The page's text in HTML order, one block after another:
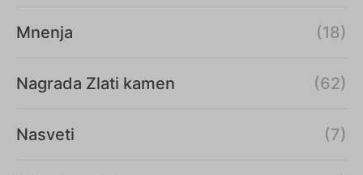
Mnenja (18)
Nagrada Zlati kamen (62)
Nasveti (7)